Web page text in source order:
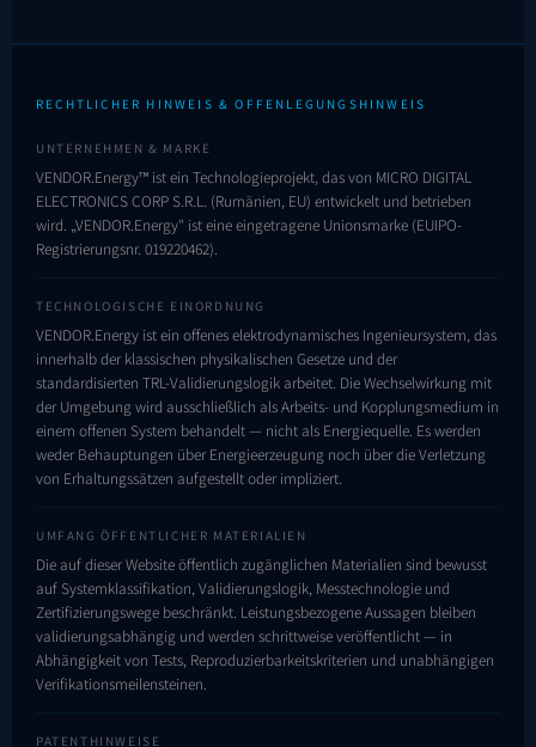
RECHTLICHER HINWEIS & OFFENLEGUNGSHINWEIS
UNTERNEHMEN & MARKE
VENDOR.Energy™ ist ein Technologieprojekt, das von MICRO DIGITAL
ELECTRONICS CORP S.R.L. (Rumänien, EU) entwickelt und betrieben
wird. „VENDOR.Energy" ist eine eingetragene Unionsmarke (EUIPO-
Registrierungsnr. 019220462).
TECHNOLOGISCHE EINORDNUNG
VENDOR.Energy ist ein offenes elektrodynamisches Ingenieursystem, das
innerhalb der klassischen physikalischen Gesetze und der
standardisierten TRL-Validierungslogik arbeitet. Die Wechselwirkung mit
der Umgebung wird ausschließlich als Arbeits- und Kopplungsmedium in
einem offenen System behandelt — nicht als Energiequelle. Es werden
weder Behauptungen über Energieerzeugung noch über die Verletzung
von Erhaltungssätzen aufgestellt oder impliziert.
UMFANG ÖFFENTLICHER MATERIALIEN
Die auf dieser Website öffentlich zugänglichen Materialien sind bewusst
auf Systemklassifikation, Validierungslogik, Messtechnologie und
Zertifizierungswege beschränkt. Leistungsbezogene Aussagen bleiben
validierungsabhängig und werden schrittweise veröffentlicht — in
Abhängigkeit von Tests, Reproduzierbarkeits­kriterien und unabhängigen
Verifikationsmeilensteinen.
PATENTHINWEISE